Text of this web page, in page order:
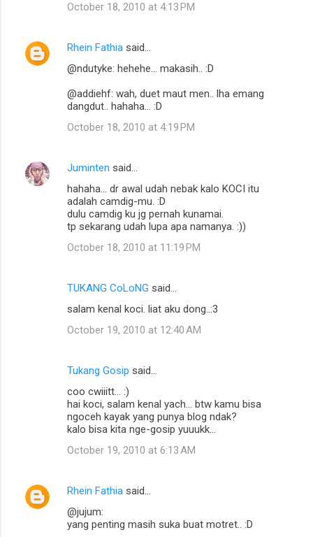
October 18, 2010 at 4:13 PM
Rhein Fathia said…
@ndutyke: hehehe... makasih.. :D
@addiehf: wah, duet maut men.. lha emang
dangdut.. hahaha... :D
October 18, 2010 at 4:19 PM
Juminten said…
hahaha... dr awal udah nebak kalo KOCI itu
adalah camdig-mu. :D
dulu camdig ku jg pernah kunamai.
tp sekarang udah lupa apa namanya. :))
October 18, 2010 at 11:19 PM
TUKANG CoLoNG said…
salam kenal koci. liat aku dong..:3
October 19, 2010 at 12:40 AM
Tukang Gosip said…
coo cwiiitt... :)
hai koci, salam kenal yach... btw kamu bisa
ngoceh kayak yang punya blog ndak?
kalo bisa kita nge-gosip yuuukk...
October 19, 2010 at 6:13 AM
Rhein Fathia said…
@jujum:
yang penting masih suka buat motret.. :D